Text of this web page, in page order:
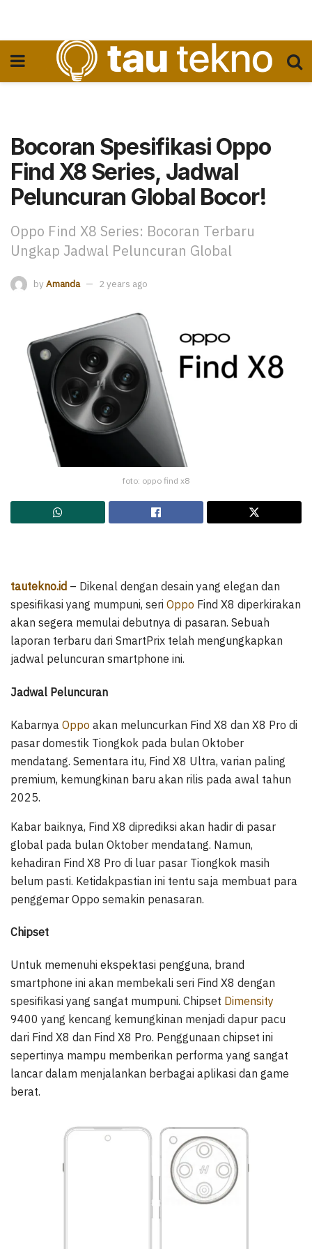
Bocoran Spesifikasi Oppo
Find X8 Series, Jadwal
Peluncuran Global Bocor!
Oppo Find X8 Series: Bocoran Terbaru
Ungkap Jadwal Peluncuran Global
by Amanda 2 years ago
foto: oppo find x8
tautekno.id – Dikenal dengan desain yang elegan dan
spesifikasi yang mumpuni, seri Oppo Find X8 diperkirakan
akan segera memulai debutnya di pasaran. Sebuah
laporan terbaru dari SmartPrix telah mengungkapkan
jadwal peluncuran smartphone ini.
Jadwal Peluncuran
Kabarnya Oppo akan meluncurkan Find X8 dan X8 Pro di
pasar domestik Tiongkok pada bulan Oktober
mendatang. Sementara itu, Find X8 Ultra, varian paling
premium, kemungkinan baru akan rilis pada awal tahun
2025.
Kabar baiknya, Find X8 diprediksi akan hadir di pasar
global pada bulan Oktober mendatang. Namun,
kehadiran Find X8 Pro di luar pasar Tiongkok masih
belum pasti. Ketidakpastian ini tentu saja membuat para
penggemar Oppo semakin penasaran.
Chipset
Untuk memenuhi ekspektasi pengguna, brand
smartphone ini akan membekali seri Find X8 dengan
spesifikasi yang sangat mumpuni. Chipset Dimensity
9400 yang kencang kemungkinan menjadi dapur pacu
dari Find X8 dan Find X8 Pro. Penggunaan chipset ini
sepertinya mampu memberikan performa yang sangat
lancar dalam menjalankan berbagai aplikasi dan game
berat.